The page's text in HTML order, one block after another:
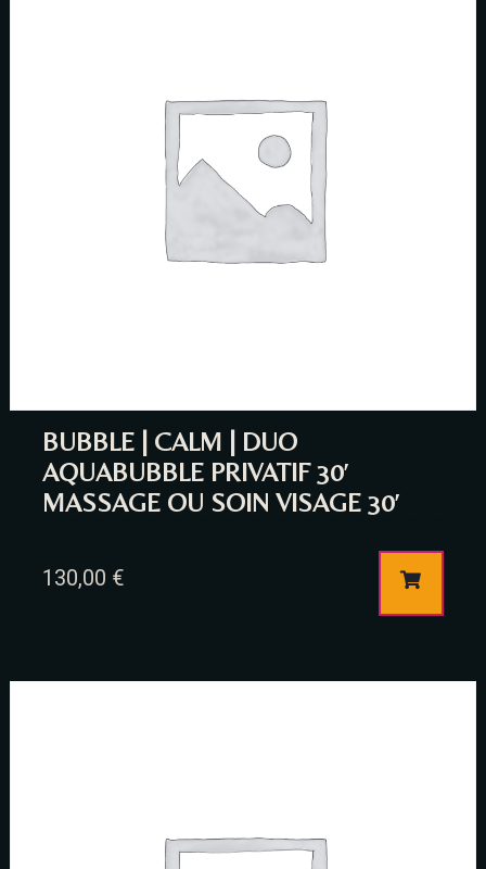
BUBBLE | CALM | DUO
AQUABUBBLE PRIVATIF 30′
MASSAGE OU SOIN VISAGE 30′
130,00 €